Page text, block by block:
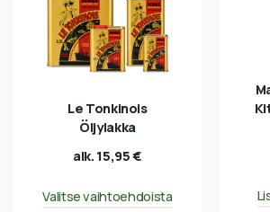
Le Tonkinois
Öljylakka
alk. 15,95€
Valitse vaihtoehdoista